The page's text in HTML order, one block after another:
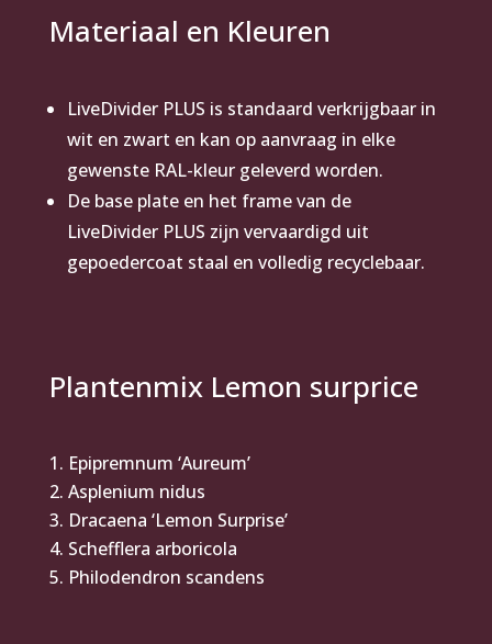
Materiaal en Kleuren
LiveDivider PLUS is standaard verkrijgbaar in
wit en zwart en kan op aanvraag in elke
gewenste RAL-kleur geleverd worden.
De base plate en het frame van de
LiveDivider PLUS zijn vervaardigd uit
gepoedercoat staal en volledig recyclebaar.
Plantenmix Lemon surprice
Epipremnum ‘Aureum’
Asplenium nidus
Dracaena ‘Lemon Surprise’
Schefflera arboricola
Philodendron scandens